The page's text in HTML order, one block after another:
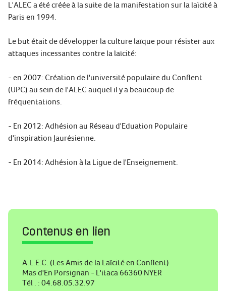
L'ALEC a été créée à la suite de la manifestation sur la laïcité à
Paris en 1994.
Le but était de développer la culture laïque pour résister aux
attaques incessantes contre la laïcité:
- en 2007: Création de l'université populaire du Conflent
(UPC) au sein de l'ALEC auquel il y a beaucoup de
fréquentations.
- En 2012: Adhésion au Réseau d'Eduation Populaire
d'inspiration Jaurésienne.
- En 2014: Adhésion à la Ligue de l'Enseignement.
Contenus en lien
A.L.E.C. (Les Amis de la Laïcité en Conflent)
Mas d'En Porsignan - L'itaca 66360 NYER
Tél . : 04.68.05.32.97